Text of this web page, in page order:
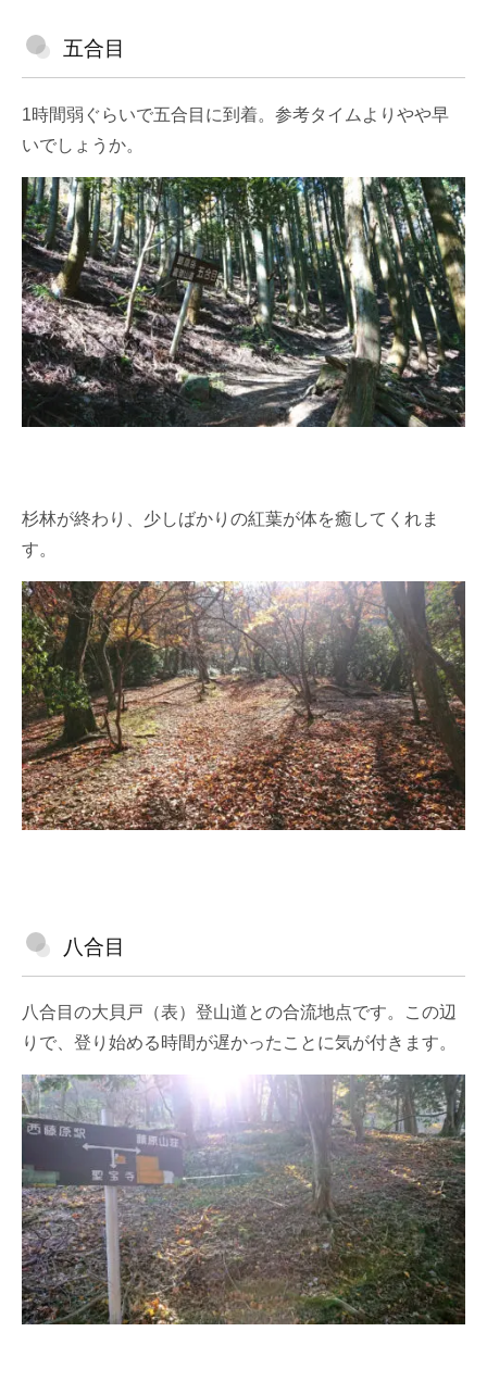
五合目
1時間弱ぐらいで五合目に到着。参考タイムよりやや早
いでしょうか。
杉林が終わり、少しばかりの紅葉が体を癒してくれま
す。
八合目
八合目の大貝戸（表）登山道との合流地点です。この辺
りで、登り始める時間が遅かったことに気が付きます。